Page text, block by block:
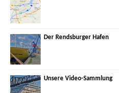
Der Rendsburger Hafen
Unsere Video-Sammlung